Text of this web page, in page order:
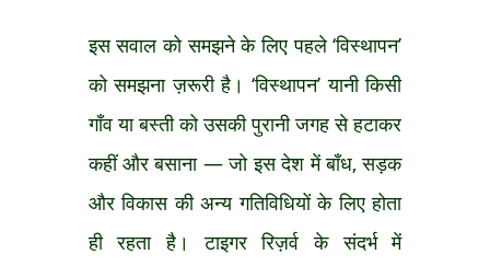
इस सवाल को समझने के लिए पहले ‘विस्थापन’
को समझना ज़रूरी है। ‘विस्थापन’ यानी किसी
गाँव या बस्ती को उसकी पुरानी जगह से हटाकर
कहीं और बसाना — जो इस देश में बाँध, सड़क
और विकास की अन्य गतिविधियों के लिए होता
ही रहता है। टाइगर रिज़र्व के संदर्भ में